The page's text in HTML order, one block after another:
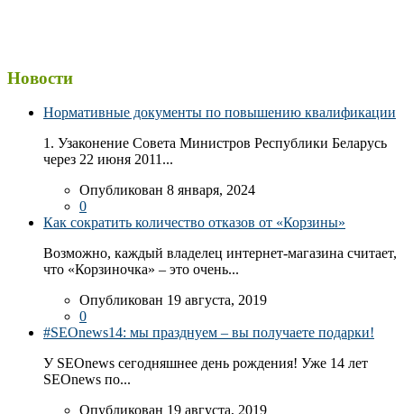
Новости
Нормативные документы по повышению квалификации
1. Узаконение Совета Министров Республики Беларусь
через 22 июня 2011...
Опубликован 8 января, 2024
0
Как сократить количество отказов от «Корзины»
Возможно, каждый владелец интернет-магазина считает,
что «Корзиночка» – это очень...
Опубликован 19 августа, 2019
0
#SEOnews14: мы празднуем – вы получаете подарки!
У SEOnews сегодняшнее день рождения! Уже 14 лет
SEOnews по...
Опубликован 19 августа, 2019